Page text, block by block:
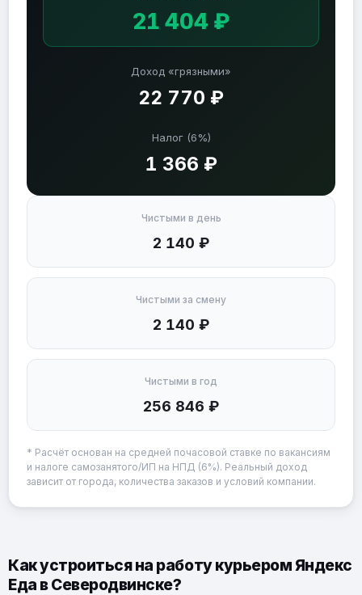
Доход «грязными»
22 770 ₽
Налог (6%)
1 366 ₽
21 404 ₽
Чистыми в день
2 140 ₽
Чистыми за смену
2 140 ₽
Чистыми в год
256 846 ₽
* Расчёт основан на средней почасовой ставке по вакансиям
и налоге самозанятого/ИП на НПД (6%). Реальный доход
зависит от города, количества заказов и условий компании.
Как устроиться на работу курьером Яндекс
Еда в Северодвинске?